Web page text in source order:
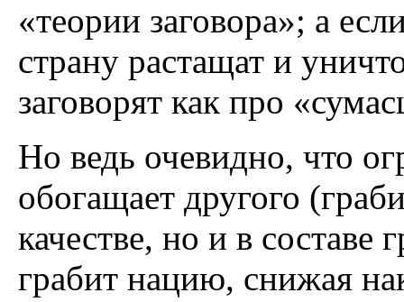
«теории заговора»; а
страну растащат и
заговорят как про
Но ведь очевидно, что
обогащает другого
качестве, но и в составе
грабит нацию, снижая